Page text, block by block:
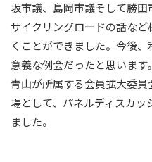
坂市議、島岡市議そして勝
サイクリングロードの話な
くことができました。今後
意義な例会だったと思います。
青山が所属する会員拡大委
場として、パネルディスカ
ました。